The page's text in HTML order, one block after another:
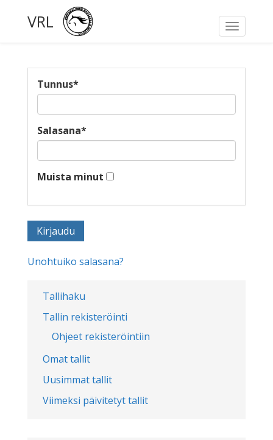
Toggle
VRL
Tallihaku
Tallin rekisteröinti
Ohjeet rekisteröintiin
Omat tallit
Uusimmat tallit
Viimeksi päivitetyt tallit
Tunnus*
Salasana*
Muista minut
Unohtuiko salasana?